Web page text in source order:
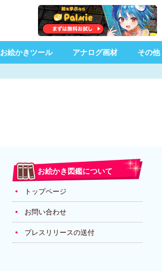
お絵かきツール アナログ画材 その他
お絵かき図鑑について
トップページ
お問い合わせ
プレスリリースの送付